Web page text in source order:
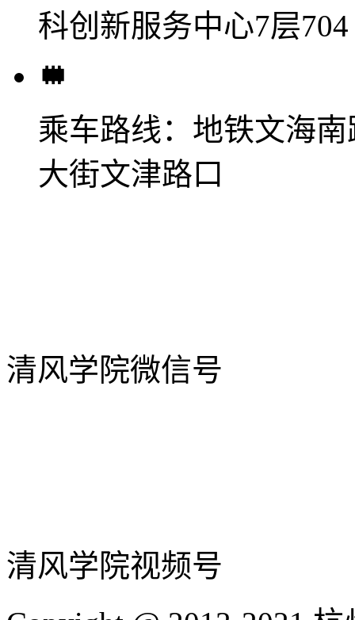
科创新服务中心7层704
乘车路线： 地铁文海
大街文津路口
清风学院微信号
清风学院视频号